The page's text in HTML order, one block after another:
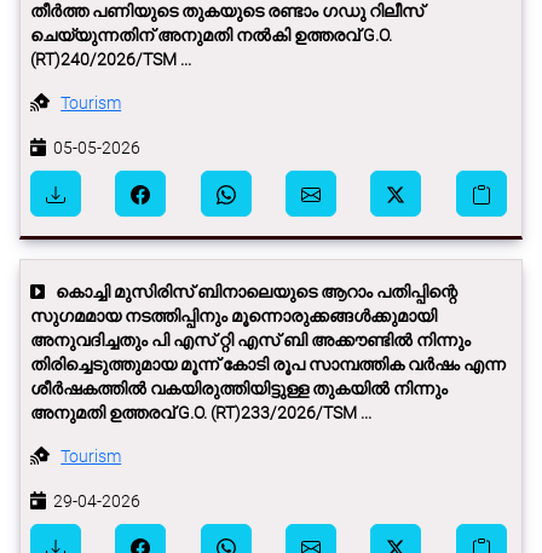
തീര്‍ത്ത പണിയുടെ തുകയുടെ രണ്ടാം ഗഡു റിലീസ്
ചെയ്യുന്നതിന് അനുമതി നല്‍കി ഉത്തരവ് G.O.
(RT)240/2026/TSM ...
Tourism
05-05-2026
കൊച്ചി മുസിരിസ് ബിനാലെയുടെ ആറാം പതിപ്പിന്റെ
സുഗമമായ നടത്തിപ്പിനും മൂന്നൊരുക്കങ്ങള്‍ക്കുമായി
അനുവദിച്ചതും പി എസ് റ്റി എസ് ബി അക്കൗണ്ടില്‍ നിന്നും
തിരിച്ചെടുത്തുമായ മൂന്ന് കോടി രൂപ സാമ്പത്തിക വർഷം എന്ന
ശീർഷകത്തില്‍ വകയിരുത്തിയിട്ടുള്ള തുകയില്‍ നിന്നും
അനുമതി ഉത്തരവ് G.O. (RT)233/2026/TSM ...
Tourism
29-04-2026